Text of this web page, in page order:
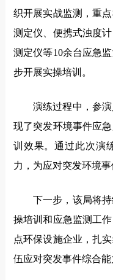
织开展实战监测，重
测定仪、便携式浊度
测定仪等10余台应急
步开展实操培训。
演练过程中，参
现了突发环境事件应
训效果。通过此次演
力，为应对突发环境事
下一步，该局将
操培训和应急监测工
点环保设施企业，扎
伍应对突发事件综合能